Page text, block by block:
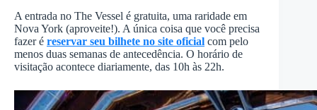
A entrada no The Vessel é gratuita, uma raridade em
Nova York (aproveite!). A única coisa que você precisa
fazer é reservar seu bilhete no site oficial com pelo
menos duas semanas de antecedência. O horário de
visitação acontece diariamente, das 10h às 22h.